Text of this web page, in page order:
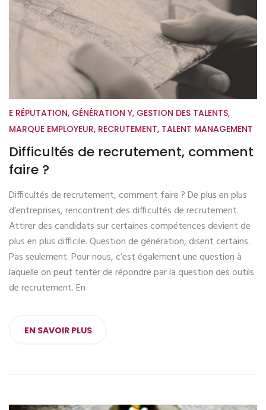
E RÉPUTATION, GÉNÉRATION Y, GESTION DES TALENTS,
MARQUE EMPLOYEUR, RECRUTEMENT, TALENT MANAGEMENT
Difficultés de recrutement, comment
faire ?
Difficultés de recrutement, comment faire ? De plus en plus
d’entreprises, rencontrent des difficultés de recrutement.
Attirer des candidats sur certaines compétences devient de
plus en plus difficile. Question de génération, disent certains.
Pas seulement. Pour nous, c’est également une question à
laquelle on peut tenter de répondre par la question des outils
de recrutement. En
EN SAVOIR PLUS